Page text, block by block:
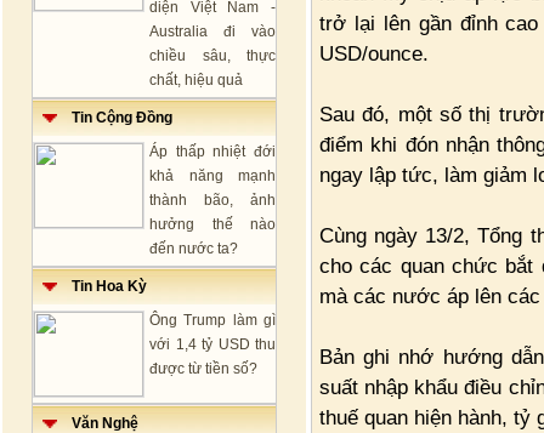
diện Việt Nam -
Australia đi vào
chiều sâu, thực
chất, hiệu quả
Tin Cộng Đồng
Áp thấp nhiệt đới
khả năng mạnh
thành bão, ảnh
hưởng thế nào
đến nước ta?
Tin Hoa Kỳ
Ông Trump làm gì
với 1,4 tỷ USD thu
được từ tiền số?
Văn Nghệ
trở lại lên gần đỉnh
USD/ounce.
Sau đó, một số thị
điểm khi đón nhận
ngay lập tức, làm giảm
Cùng ngày 13/2, Tổng
cho các quan chức
mà các nước áp lên
Bản ghi nhớ hướng
suất nhập khẩu điều
thuế quan hiện hành, tỷ